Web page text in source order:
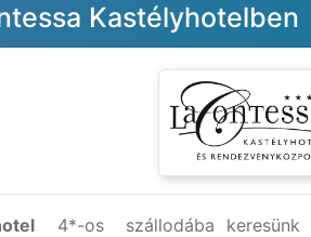
Kastélyhotelben
4*-os szállodába keresünk